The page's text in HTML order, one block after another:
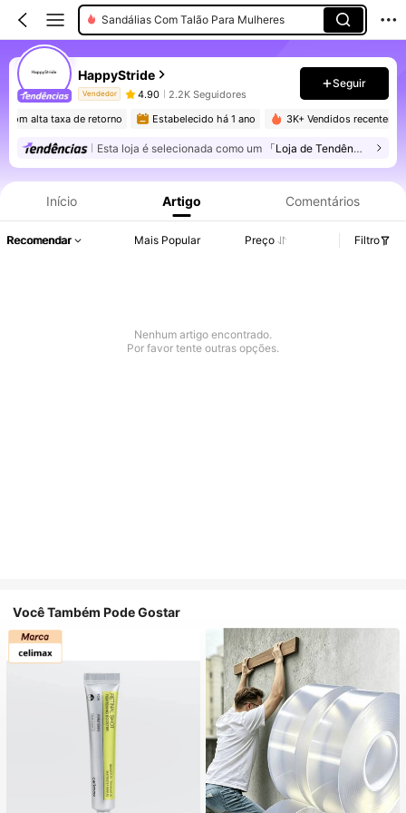
Sandálias Com Talão Para Mulheres
HappyStride
Vendedor 4.90 2.2K Seguidores
Seguir
alta taxa de retorno Estabelecido há 1 ano 3K+ Vendidos
Esta loja é selecionada como um 「Loja de Tendências」
Início Artigo Comentários
Recomendar Mais Popular Preço Filtro
Nenhum artigo encontrado.
Por favor tente outras opções.
Você Também Pode Gostar